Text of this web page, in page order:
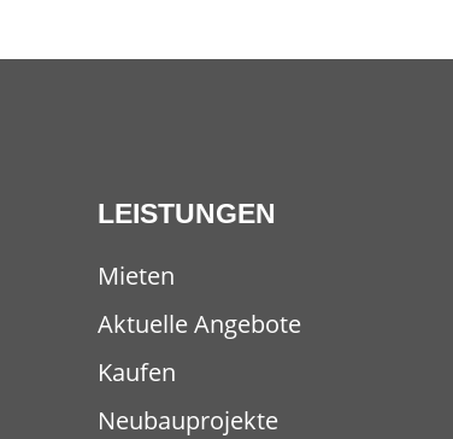
LEISTUNGEN
Mieten
Aktuelle Angebote
Kaufen
Neubauprojekte